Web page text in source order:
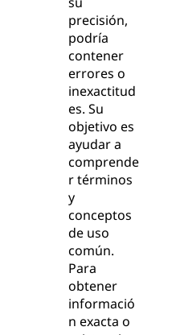
precisión,
podría
contener
errores o
inexactitud
es. Su
objetivo es
ayudar a
comprende
r términos
y
conceptos
de uso
común.
Para
obtener
informació
n exacta o